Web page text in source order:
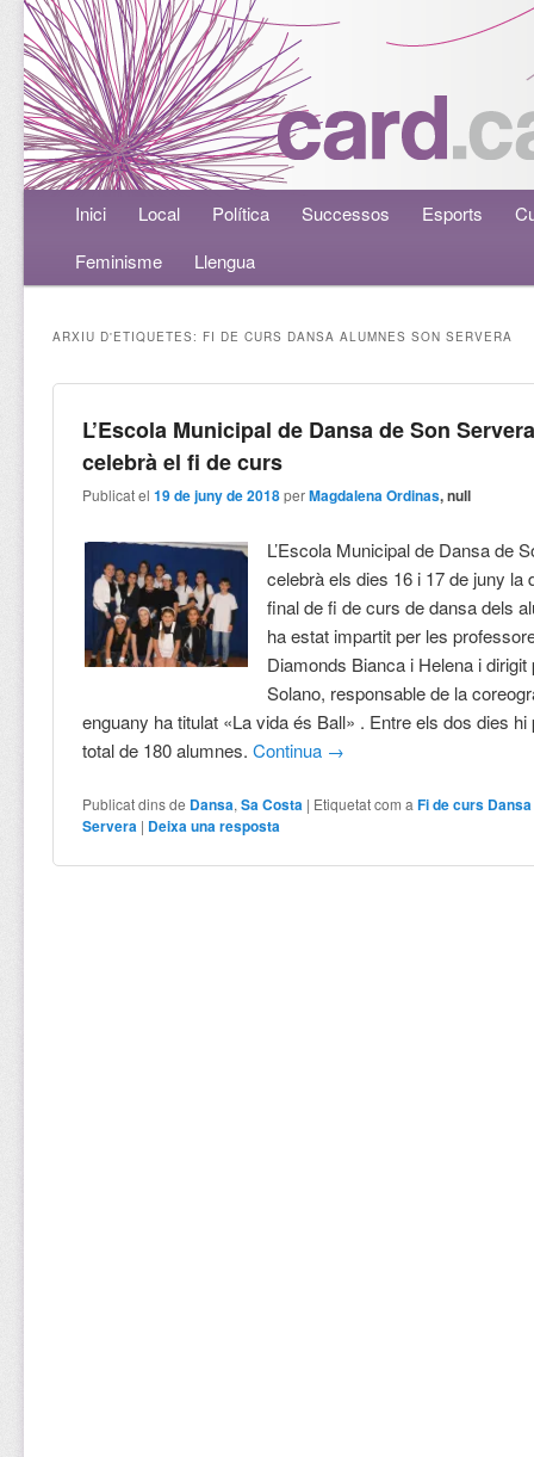
Menú principalAneu al contingut principal
Aneu al contingut secundari
Inici Local Política Successos Esports
Feminisme
Llengua
ARXIU D'ETIQUETES: FI DE CURS DANSA ALUMNES SON SERVERA
L’Escola Municipal de Dansa de Son
celebrà el fi de curs
Publicat el19 de juny de 2018 perMagdalena Ordinas, null
L’Escola Municipal de Dansa de
celebrà els dies 16 i 17 de juny la
final de fi de curs de dansa dels
ha estat impartit per les
Diamonds Bianca i Helena i dirigit
Solano, responsable de la
enguany ha titulat «La vida és Ball» . Entre els dos dies hi
total de 180 alumnes.Continua →
Publicat dins de Dansa,Sa Costa | Etiquetat com a Fi de curs
Servera | Deixa una resposta